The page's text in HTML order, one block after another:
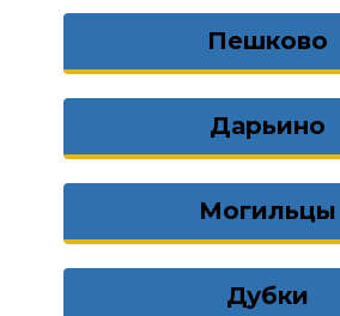
Пешково
Дарьино
Могильцы
Дубки